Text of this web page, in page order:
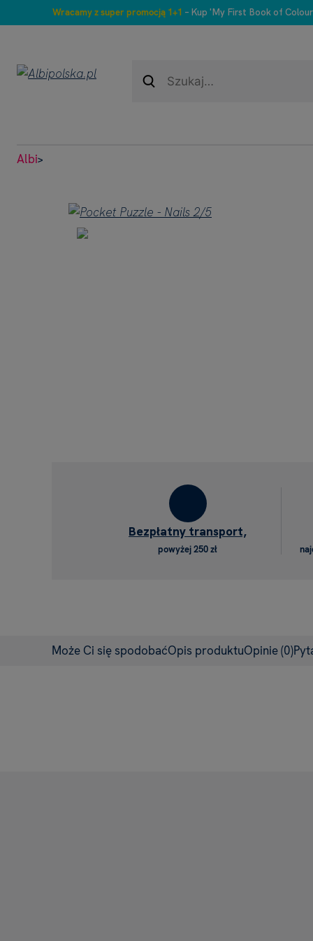
Wracamy z super promocją 1+1 – Kup 'My First Book of
Albi>
Bezpłatny transport,
powyżej 250 zł
Może Ci się spodobaćOpis produktuOpinie(0)